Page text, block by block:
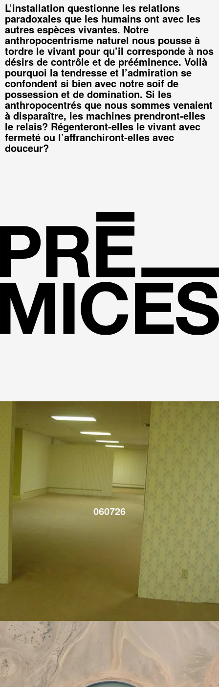
L’installation questionne les relations
paradoxales que les humains ont avec les
autres espèces vivantes. Notre
anthropocentrisme naturel nous pousse à
tordre le vivant pour qu’il corresponde à nos
désirs de contrôle et de prééminence. Voilà
pourquoi la tendresse et l’admiration se
confondent si bien avec notre soif de
possession et de domination. Si les
anthropocentrés que nous sommes venaient
à disparaître, les machines prendront-elles
le relais? Régenteront-elles le vivant avec
fermeté ou l’affranchiront-elles avec
douceur?
060726